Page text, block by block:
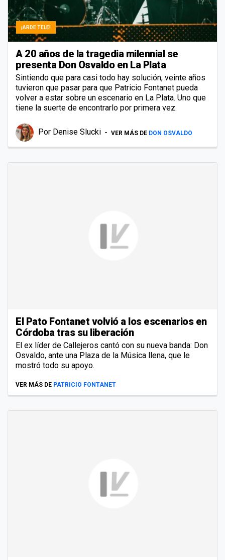
¡ARDE TELE!
A 20 años de la tragedia milennial se
presenta Don Osvaldo en La Plata
Sintiendo que para casi todo hay solución, veinte años
tuvieron que pasar para que Patricio Fontanet pueda
volver a estar sobre un escenario en La Plata. Uno que
tiene la suerte de encontrarlo por primera vez.
Por Denise Slucki VER MÁS DE DON OSVALDO
El Pato Fontanet volvió a los escenarios en
Córdoba tras su liberación
El ex líder de Callejeros cantó con su nueva banda: Don
Osvaldo, ante una Plaza de la Música llena, que le
mostró todo su apoyo.
VER MÁS DE PATRICIO FONTANET